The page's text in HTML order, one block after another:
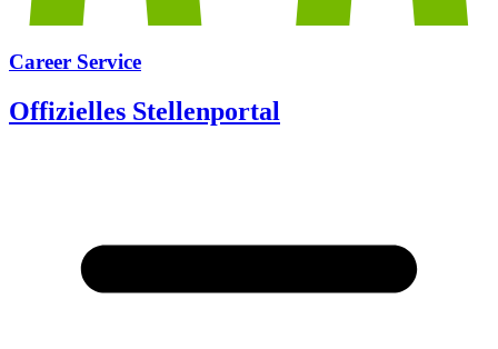
Career Service
Offizielles Stellenportal